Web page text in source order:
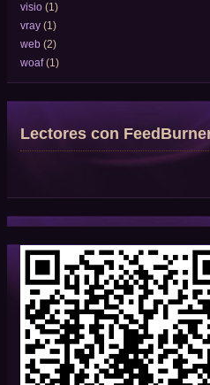
visio (1)
vray (1)
web (2)
woaf (1)
Lectores con